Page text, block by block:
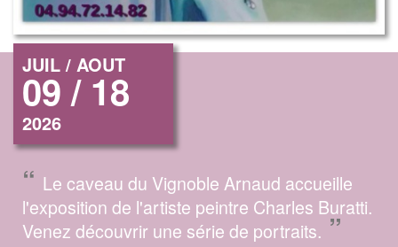
JUIL / AOUT
09 / 18
2026
“ Le caveau du Vignoble Arnaud accueille
l'exposition de l'artiste peintre Charles Buratti.
Venez découvrir une série de portraits.”